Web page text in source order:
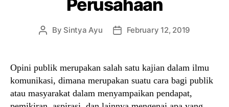
Perusahaan
Post
By Sintya Ayu
PostFebruary 12, 2019
Opini publik merupakan salah satu kajian dalam ilmu
komunikasi, dimana merupakan suatu cara bagi publik
atau masyarakat dalam menyampaikan pendapat,